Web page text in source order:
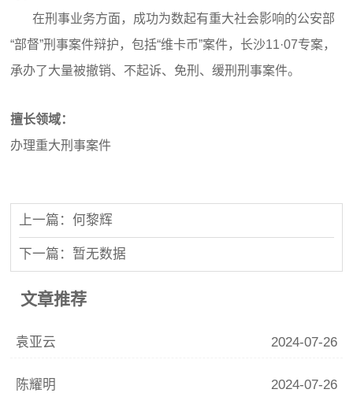
在刑事业务方面，成功为数起有重大社会影响的公安部
“部督”刑事案件辩护，包括“维卡币”案件，长沙11·07专案，
承办了大量被撤销、不起诉、免刑、缓刑刑事案件。
擅长领域：
办理重大刑事案件
上一篇：何黎辉
下一篇：暂无数据
文章推荐
袁亚云 2024-07-26
陈耀明 2024-07-26